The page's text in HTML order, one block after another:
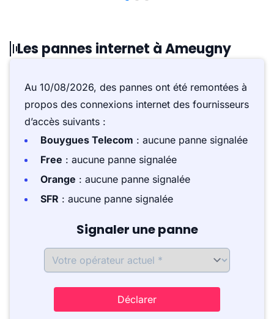
Les pannes internet à Ameugny
Au 10/08/2026, des pannes ont été remontées à
propos des connexions internet des fournisseurs
d’accès suivants :
Bouygues Telecom : aucune panne signalée
Free : aucune panne signalée
Orange : aucune panne signalée
SFR : aucune panne signalée
Signaler une panne
Déclarer